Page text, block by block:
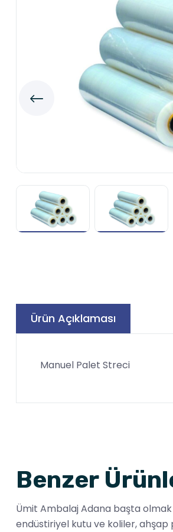
Ürün Açıklaması
Manuel Palet Streci
Benzer
Ümit Ambalaj Adana başta
endüstiriyel kutu ve koliler, ahşap